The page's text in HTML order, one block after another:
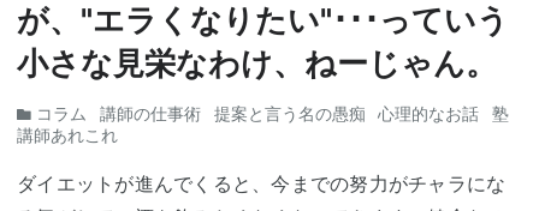
が、"エラくなりたい"･･･っていう
小さな見栄なわけ、ねーじゃん。
コラム 講師の仕事術 提案と言う名の愚痴 心理的なお話
塾
講師あれこれ
ダイエットが進んでくると、今までの努力がチャラにな